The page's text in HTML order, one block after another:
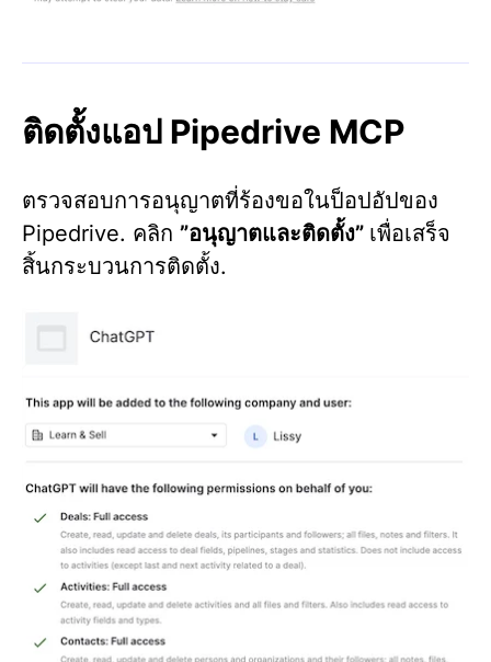
ติดตั้งแอป Pipedrive MCP
ตรวจสอบการอนุญาตที่ร้องขอในป็อปอัปของ
Pipedrive. คลิก ”อนุญาตและติดตั้ง” เพื่อเสร็จ
สิ้นกระบวนการติดตั้ง.